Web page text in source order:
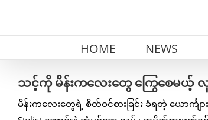
HOME NEWS
သင့်ကို မိန်းကလေးတွေ ကြွေစေမယ့်
မိန်းကလေးတွေရဲ့ စိတ်ဝင်စားခြင်း ခံရတဲ့ ယောင်္က